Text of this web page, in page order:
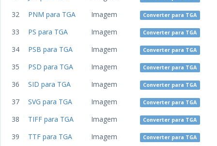
32 PNM para TGA Imagem Converter para TGA
33 PS para TGA Imagem Converter para TGA
34 PSB para TGA Imagem Converter para TGA
35 PSD para TGA Imagem Converter para TGA
36 SID para TGA Imagem Converter para TGA
37 SVG para TGA Imagem Converter para TGA
38 TIFF para TGA Imagem Converter para TGA
39 TTF para TGA Imagem Converter para TGA